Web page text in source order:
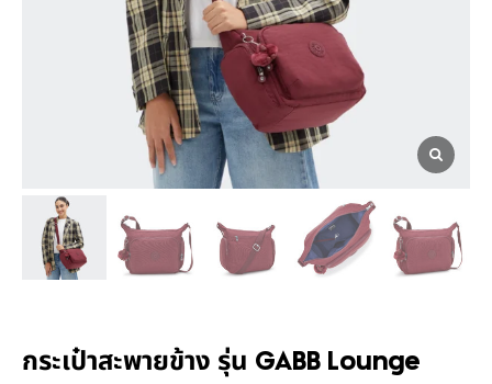
กระเป๋าสะพายข้าง รุ่น GABB Lounge